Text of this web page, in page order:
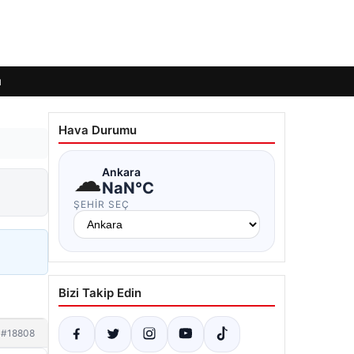
#18808
Hava Durumu
☁Ankara
NaN°C
ŞEHIR SEÇ
Bizi Takip Edin